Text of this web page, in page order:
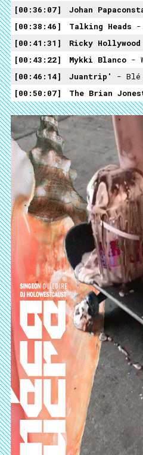
00:36:07
Johan
00:38:46
Talking Heads -
00:41:31
Ricky Hollywood
00:43:22
Mykki Blanco -
00:46:14
Juantrip'
- Blé
00:50:07
The Brian